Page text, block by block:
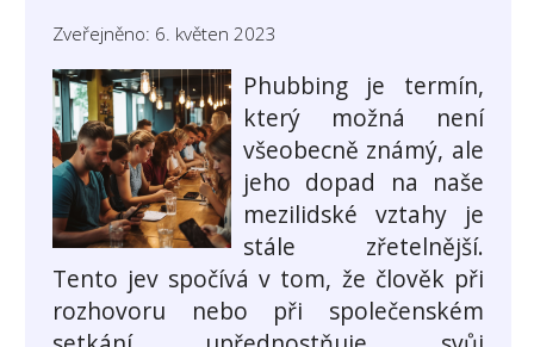
Zveřejněno: 6. květen 2023
Phubbing je termín,
který možná není
všeobecně známý, ale
jeho dopad na naše
mezilidské vztahy je
stále zřetelnější.
Tento jev spočívá v tom, že člověk při
rozhovoru nebo při společenském